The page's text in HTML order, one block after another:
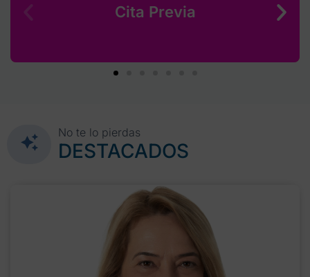
Cita Previa
No te lo pierdas
DESTACADOS